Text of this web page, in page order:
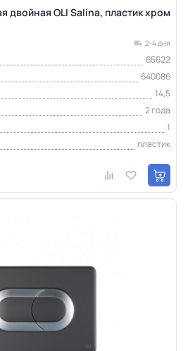
двойная OLI Salina, пластик хром
2-4 дня
65622
640086
14,5
2 года
1
пластик